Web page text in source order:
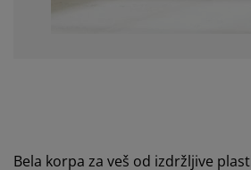
Bela korpa za veš od izdržljive